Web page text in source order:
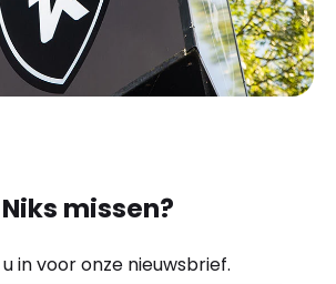
Niks missen?
in voor onze nieuwsbrief.